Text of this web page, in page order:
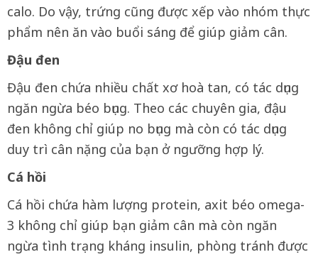
calo. Do vậy, trứng cũng được xếp vào nhóm thực
phẩm nên ăn vào buổi sáng để giúp giảm cân.
Đậu đen
Đậu đen chứa nhiều chất xơ hoà tan, có tác dụng
ngăn ngừa béo bụng. Theo các chuyên gia, đậu
đen không chỉ giúp no bụng mà còn có tác dụng
duy trì cân nặng của bạn ở ngưỡng hợp lý.
Cá hồi
Cá hồi chứa hàm lượng protein, axit béo omega-
3 không chỉ giúp bạn giảm cân mà còn ngăn
ngừa tình trạng kháng insulin, phòng tránh được